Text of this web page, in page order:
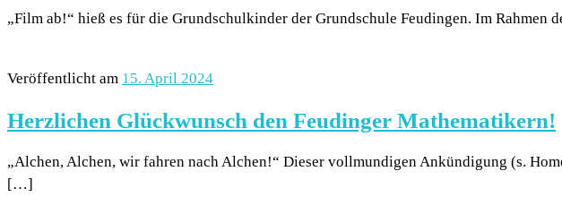
„Film ab!“ hieß es für die Grundschulkinder der Grundschule Feudingen. Im
Veröffentlicht am 15. April 2024
Herzlichen Glückwunsch den Feudinger Mathematikern!
„Alchen, Alchen, wir fahren nach Alchen!“ Dieser vollmundigen Ankündigung (s.
[…]